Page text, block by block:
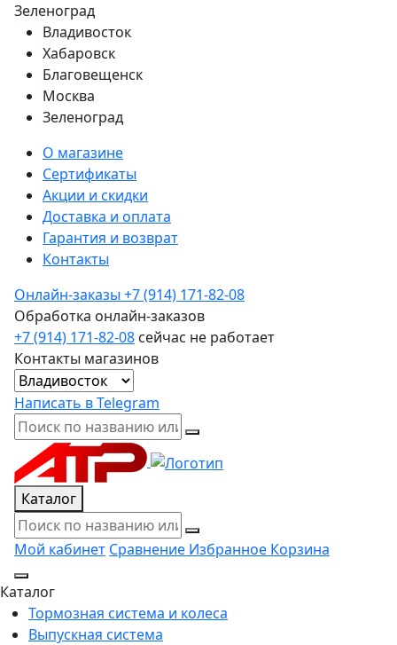
Зеленоград
Владивосток
Хабаровск
Благовещенск
Москва
Зеленоград
О магазине
Сертификаты
Акции и скидки
Доставка и оплата
Гарантия и возврат
Контакты
Онлайн-заказы +7 (914) 171-82-08
Обработка онлайн-заказов
+7 (914) 171-82-08 сейчас не работает
Контакты магазинов
Написать в Telegram
Каталог
Мой кабинет Сравнение Избранное Корзина
Каталог
Тормозная система и колеса
Выпускная система